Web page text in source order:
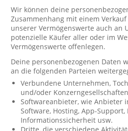
Wir können deine
Zusammenhang mit einem
unserer Vermögenswerte auch an
potenzielle Käufer aller oder im
Vermögenswerte offenlegen.
Deine personenbezogenen Daten
an die folgenden Parteien
Verbundene Unternehmen,
und/oder Konzerngesellschaften
Softwareanbieter, wie Anbieter
Software, Hosting, App-Support,
Informationssicherheit usw.